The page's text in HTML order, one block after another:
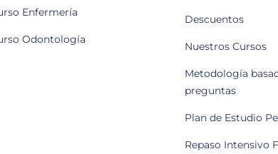
Enfermería
Odontología
Descuentos
Nuestros Cursos
Metodología
preguntas
Plan de Estudio
Repaso Intensivo